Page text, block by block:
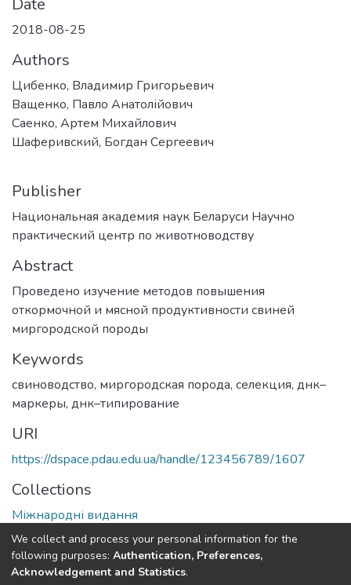
Date
2018-08-25
Authors
Цибенко, Владимир Григорьевич
Ващенко, Павло Анатолійович
Саенко, Артем Михайлович
Шаферивский, Богдан Сергеевич
Publisher
Национальная академия наук Беларуси Научно
практический центр по животноводству
Abstract
Проведено изучение методов повышения
откормочной и мясной продуктивности свиней
миргородской породы
Keywords
свиноводство, миргородская порода, селекция, днк–
маркеры, днк–типирование
URI
https://dspace.pdau.edu.ua/handle/123456789/1607
Collections
Міжнародні видання
Full item page
We collect and process your personal information for the
following purposes: Authentication, Preferences,
Acknowledgement and Statistics.